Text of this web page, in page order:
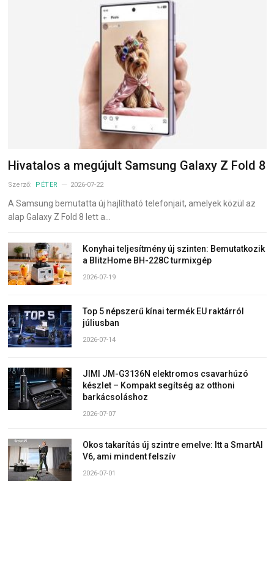
Hivatalos a megújult Samsung Galaxy Z Fold 8
Szerző: PÉTER 2026-07-22
A Samsung bemutatta új hajlítható telefonjait, amelyek közül az
alap Galaxy Z Fold 8 lett a…
Konyhai teljesítmény új szinten: Bemutatkozik
a BlitzHome BH-228C turmixgép
2026-07-19
Top 5 népszerű kínai termék EU raktárról
júliusban
2026-07-14
JIMI JM-G3136N elektromos csavarhúzó
készlet – Kompakt segítség az otthoni
barkácsoláshoz
2026-07-07
Okos takarítás új szintre emelve: Itt a SmartAI
V6, ami mindent felszív
2026-07-01